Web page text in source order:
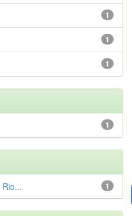
1
1
1
1
1